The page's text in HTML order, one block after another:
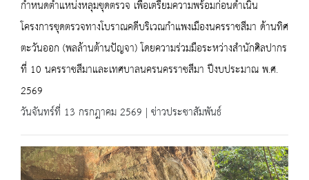
กำหนดตำแหน่งหลุมขุดตรวจ เพื่อเตรียมความพร้อมก่อนดำเนิน
โครงการขุดตรวจทางโบราณคดีบริเวณกำแพงเมืองนครราชสีมา ด้านทิศ
ตะวันออก (พลล้านต้านปัญจา) โดยความร่วมมือระหว่างสำนักศิลปากร
ที่ 10 นครราชสีมาและเทศบาลนครนครราชสีมา ปีงบประมาณ พ.ศ.
2569
วันจันทร์ที่ 13 กรกฎาคม 2569 | ข่าวประชาสัมพันธ์